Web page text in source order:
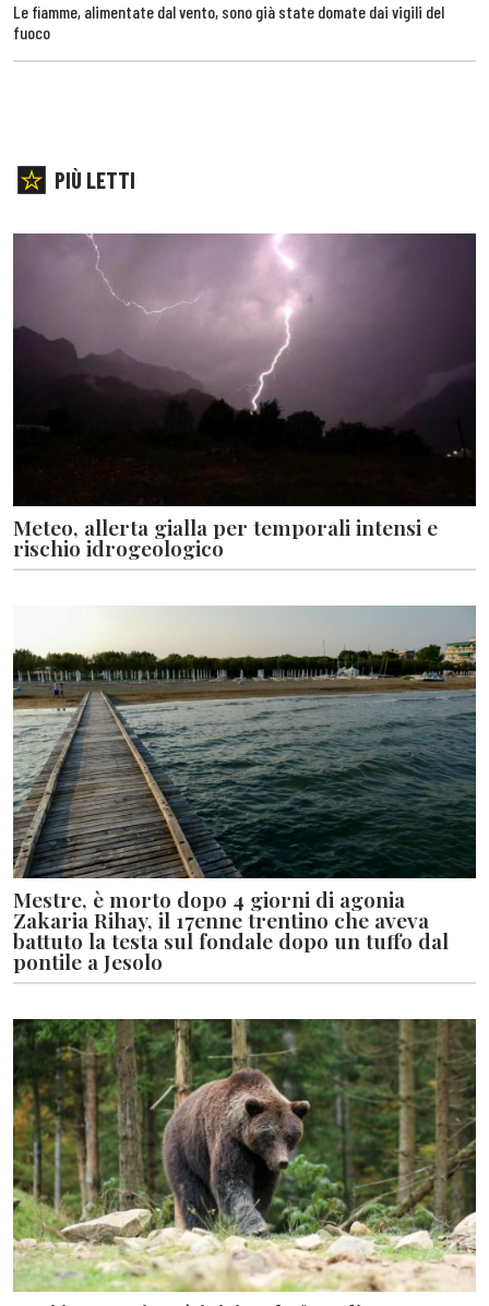
Le fiamme, alimentate dal vento, sono già state domate dai vigili del
fuoco
PIÙ LETTI
Meteo, allerta gialla per temporali intensi e
rischio idrogeologico
Mestre, è morto dopo 4 giorni di agonia
Zakaria Rihay, il 17enne trentino che aveva
battuto la testa sul fondale dopo un tuffo dal
pontile a Jesolo